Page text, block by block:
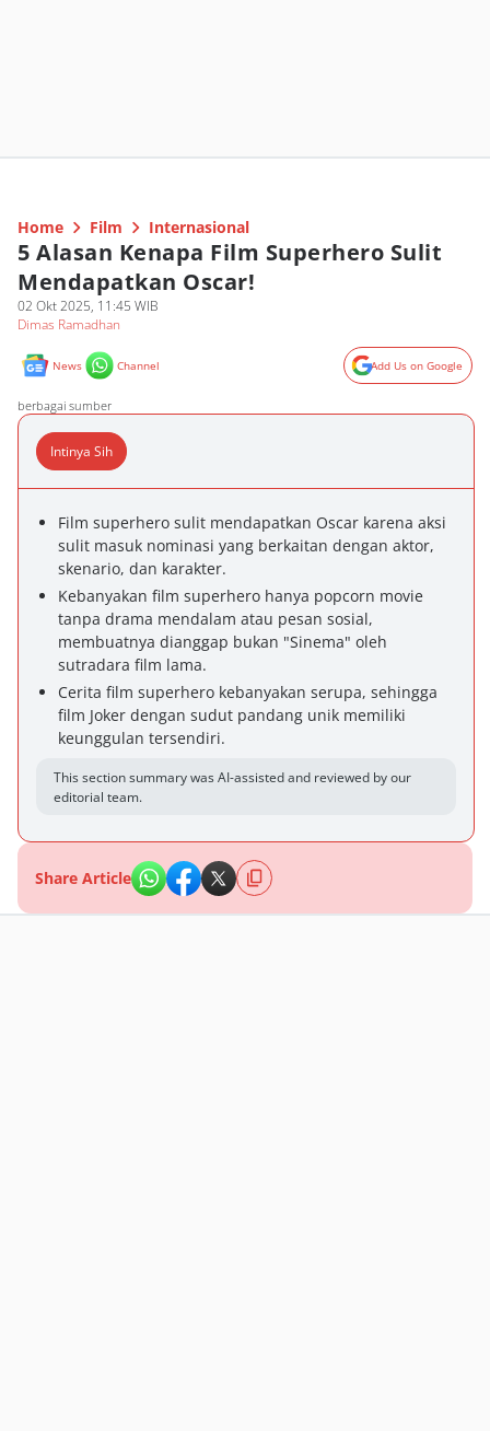
Home Film Internasional
5 Alasan Kenapa Film Superhero Sulit
Mendapatkan Oscar!
02 Okt 2025, 11:45 WIB
Dimas Ramadhan
News Channel Add Us on Google
berbagai sumber
Intinya Sih
Film superhero sulit mendapatkan Oscar karena aksi
sulit masuk nominasi yang berkaitan dengan aktor,
skenario, dan karakter.
Kebanyakan film superhero hanya popcorn movie
tanpa drama mendalam atau pesan sosial,
membuatnya dianggap bukan "Sinema" oleh
sutradara film lama.
Cerita film superhero kebanyakan serupa, sehingga
film Joker dengan sudut pandang unik memiliki
keunggulan tersendiri.
This section summary was AI-assisted and reviewed by our
editorial team.
Share Article